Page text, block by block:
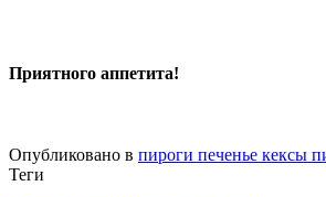
Приятного аппетита!
Опубликовано в пироги печенье кексы
Теги